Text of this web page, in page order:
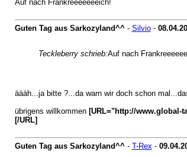
Auf nach Frankreeeeeeeich!
Guten Tag aus Sarkozyland^^- Silvio-
Teckleberry schrieb:Auf nach
äääh...ja bitte ?...da warn wir doch schon
übrigens willkommen [URL="http://www.global-
[/URL]
Guten Tag aus Sarkozyland^^- T-Rex-